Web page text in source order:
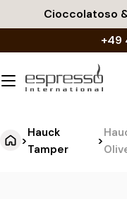
al
Cioccolatoso
+49
>
Hauck
Tamper
>